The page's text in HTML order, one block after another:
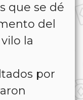
que se dé
del
la
por